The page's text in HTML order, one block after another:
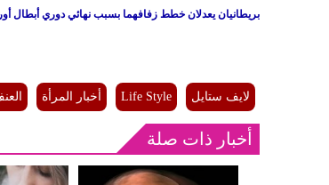
بريطانيان يعدلان خطط زفافهما بسبب نهائي دوري أبطال
لايف ستايل Life Style أخبار المرأة
أخبار ذات صلة